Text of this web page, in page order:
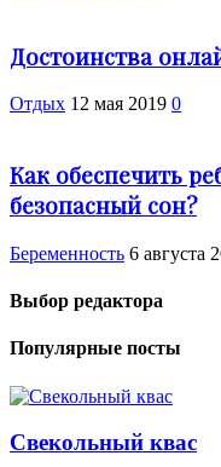
Достоинства
Отдых 12 мая 2019 0
Как обеспечить
безопасный сон?
Беременность 6 августа
Выбор редактора
Популярные посты
Свекольный квас